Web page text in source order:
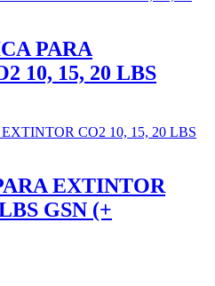
PARA
10, 15, 20 LBS
EXTINTOR
GSN (+